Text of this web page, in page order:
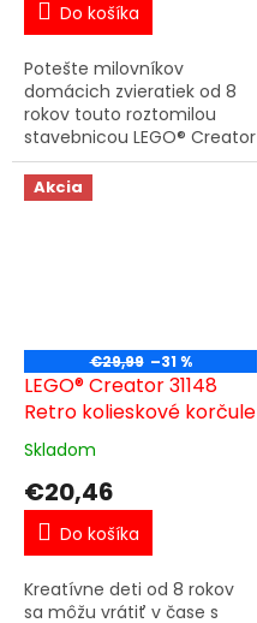
Do košíka
Potešte milovníkov
domácich zvieratiek od 8
rokov touto roztomilou
stavebnicou LEGO® Creator
Hravá mačka 3 v 1 (31163).
Model obsahuje rozkošnú
hračkársku mačku s
Akcia
€29,99 –31 %
LEGO® Creator 31148
Retro kolieskové korčule
Skladom
€20,46
Do košíka
Kreatívne deti od 8 rokov
sa môžu vrátiť v čase s